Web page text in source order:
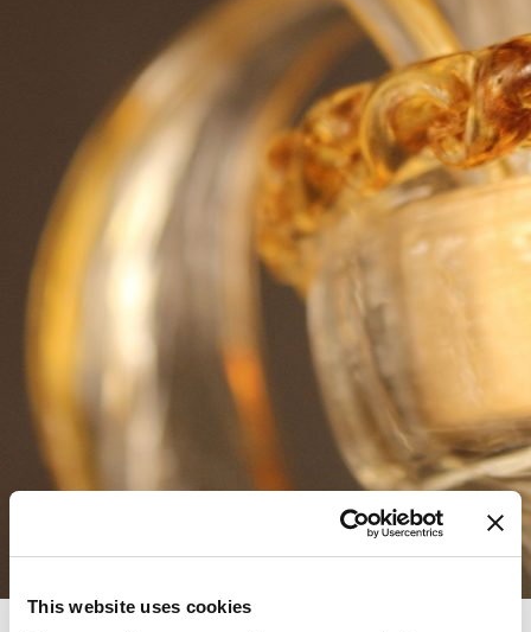
This website uses cookies